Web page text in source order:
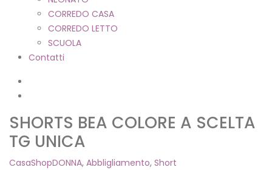
CORREDO CASA
CORREDO LETTO
SCUOLA
Contatti
SHORTS BEA COLORE A SCELTA
TG UNICA
CasaShopDONNA, Abbligliamento, Short